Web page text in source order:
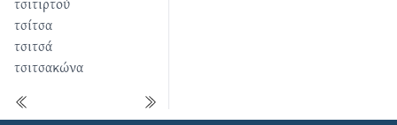
τσίτσα
τσιτσά
τσιτσακώνα